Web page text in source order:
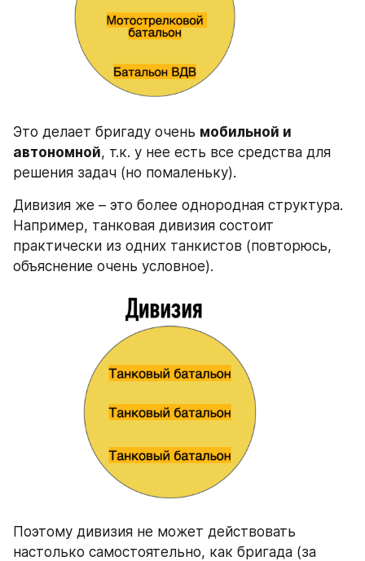
Это делает бригаду очень мобильной и
автономной, т.к. у нее есть все средства для
решения задач (но помаленьку).
Дивизия же – это более однородная структура.
Например, танковая дивизия состоит
практически из одних танкистов (повторюсь,
объяснение очень условное).
Поэтому дивизия не может действовать
настолько самостоятельно, как бригада (за